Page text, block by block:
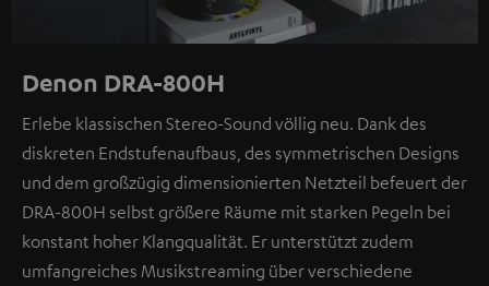
Denon DRA-800H
Erlebe klassischen Stereo-Sound völlig neu. Dank des
diskreten Endstufenaufbaus, des symmetrischen Designs
und dem großzügig dimensionierten Netzteil befeuert der
DRA-800H selbst größere Räume mit starken Pegeln bei
konstant hoher Klangqualität. Er unterstützt zudem
umfangreiches Musikstreaming über verschiedene